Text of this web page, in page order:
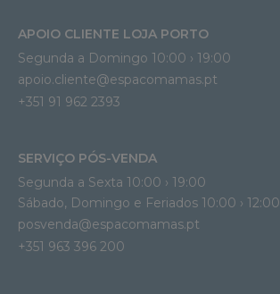
APOIO CLIENTE LOJA PORTO
Segunda a Domingo 10:00 › 19:00
apoio.cliente@espacomamas.pt
+351 91 962 2393
SERVIÇO PÓS-VENDA
Segunda a Sexta 10:00 › 19:00
Sábado, Domingo e Feriados 10:00 › 12:00
posvenda@espacomamas.pt
+351 963 396 200